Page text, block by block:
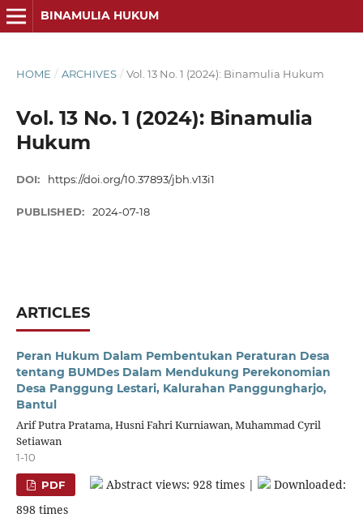
BINAMULIA HUKUM
HOME / ARCHIVES / Vol. 13 No. 1 (2024): Binamulia Hukum
Vol. 13 No. 1 (2024): Binamulia
Hukum
DOI: https://doi.org/10.37893/jbh.v13i1
PUBLISHED: 2024-07-18
ARTICLES
Peran Hukum Dalam Pembentukan Peraturan Desa
tentang BUMDes Dalam Mendukung Perekonomian
Desa Panggung Lestari, Kalurahan Panggungharjo,
Bantul
Arif Putra Pratama, Husni Fahri Kurniawan, Muhammad Cyril
Setiawan
1-10
PDF Abstract views: 928 times |
Downloaded:
898 times